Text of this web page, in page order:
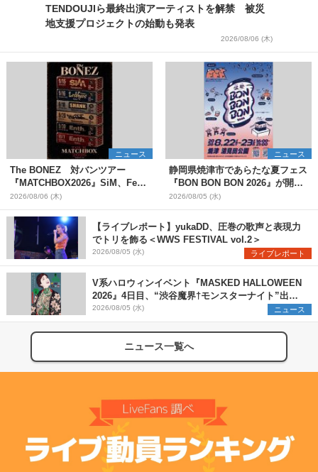
TENDOUJIら最終出演アーティストを解禁 被災
地支援プロジェクトの始動も発表
2026/08/06 (木)
ニュース
The BONEZ 対バンツアー
『MATCHBOX2026』SiM、Fear,
and Loathing in Las Vegasら対
バンアーティストを一斉解禁
2026/08/06 (木)
ニュース
静岡県焼津市であらたな夏フェス
『BON BON BON 2026』が開
催 音楽ライブ×盆踊り×DJ×屋台
グルメ×ランタンナイトで彩る2日
間
2026/08/05 (水)
【ライブレポート】yukaDD、圧巻の歌声と表現力
でトリを飾る＜WWS FESTIVAL vol.2＞
2026/08/05 (水) ライブレポート
V系ハロウィンイベント『MASKED HALLOWEEN
2026』4日目、“渋谷魔界†モンスターナイト”出演6
組を発表
2026/08/05 (水) ニュース
ニュース一覧へ